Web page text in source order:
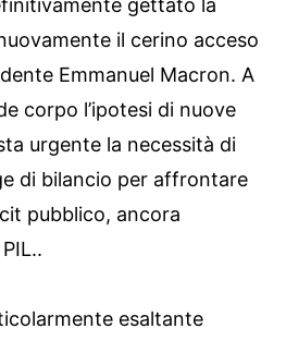
gettato la
il cerino acceso
Emmanuel Macron. A
corpo l’ipotesi di nuove
urgente la necessità di
di bilancio per affrontare
pubblico, ancora
esaltante